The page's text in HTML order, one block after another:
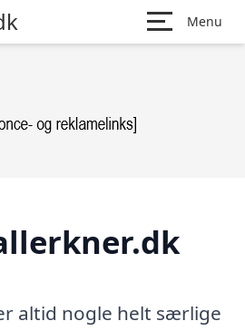
Menu
altid nogle helt særlige